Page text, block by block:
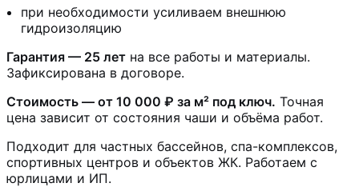
при необходимости усиливаем внешнюю
гидроизоляцию
Гарантия — 25 лет на все работы и материалы.
Зафиксирована в договоре.
Стоимость — от 10 000 ₽ за м² под ключ. Точная
цена зависит от состояния чаши и объёма работ.
Подходит для частных бассейнов, спа-комплексов,
спортивных центров и объектов ЖК. Работаем с
юрлицами и ИП.